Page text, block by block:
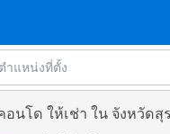
อนโด ให้เช่า ใน จังหวัด